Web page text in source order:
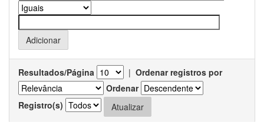
Resultados/Página | Ordenar registros por
Ordenar
Registro(s)